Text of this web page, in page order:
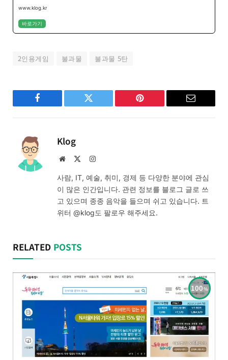
www.klog.kr
바로가기
2인용게임 불과물 불과물 5탄
Facebook Twitter Pinterest Email
Klog
Website Instagram
사람, IT, 예술, 취미, 경제 등 다양한 분야에 관심
이 많은 인간입니다. 관련 정보를 블로그 글로 쓰
고 있으며 종종 음악을 들으며 쉬고 있습니다. 트
위터 @klog도 팔로우 해주세요.
RELATED POSTS
100